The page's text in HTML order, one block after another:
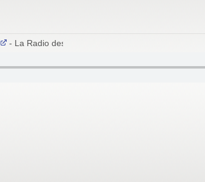
- La Radio des Nations Unies au Mali - Bamako